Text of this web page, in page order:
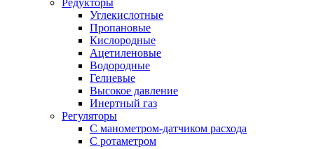
Редукторы
Углекислотные
Пропановые
Кислородные
Ацетиленовые
Водородные
Гелиевые
Высокое давление
Инертный газ
Регуляторы
С манометром-датчиком расхода
С ротаметром